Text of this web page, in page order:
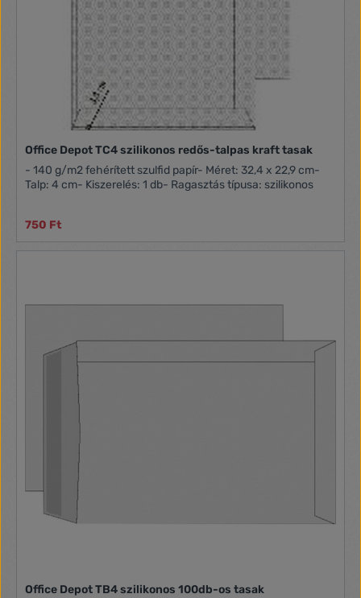
Office Depot TC4 szilikonos redős-talpas kraft tasak
- 140 g/m2 fehérített szulfid papír- Méret: 32,4 x 22,9 cm-
Talp: 4 cm- Kiszerelés: 1 db- Ragasztás típusa: szilikonos
750 Ft
Office Depot TB4 szilikonos 100db-os tasak